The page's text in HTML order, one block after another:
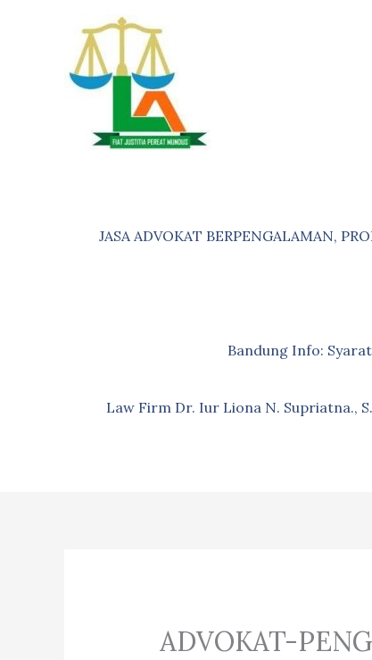
JASA ADVOKAT BERPENGALAMAN,
Bandung Info:
Law Firm Dr. Iur Liona N. Supriatna.,
ADVOKAT-